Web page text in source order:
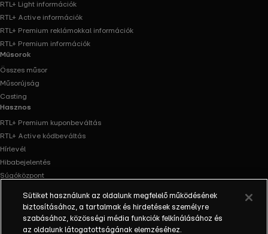
RTL+ Light információk
RTL+ Active információk
RTL+ Premium reklámokkal információk
RTL+ Premium információk
Műsorok
Összes műsor
Műsorújság
Casting
Hasznos
RTL+ Premium kuponbeváltás
RTL+ Active kódbeváltás
Hírlevél
Hibabejelentés
Súgóközpont
FacebookInstagram
Sütiket használunk az oldalunk megfelelő működésének
biztosításához, a tartalmak és hirdetések személyre
szabásához, közösségi média funkciók felkínálásához és
az oldalunk látogatottságának elemzéséhez.